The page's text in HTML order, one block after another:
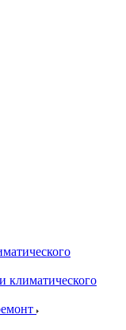
климатического